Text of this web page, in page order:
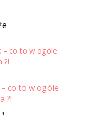
co to w ogóle
?!